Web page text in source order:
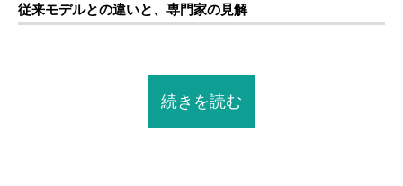
従来モデルとの違いと、専門家の見解
続きを読む